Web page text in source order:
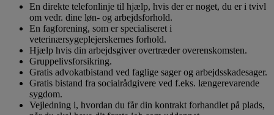
En direkte telefonlinje til hjælp, hvis der er noget, du er i tvivl
om vedr. dine løn- og arbejdsforhold.
En fagforening, som er specialiseret i
veterinærsygeplejerskernes forhold.
Hjælp hvis din arbejdsgiver overtræder overenskomsten.
Gruppelivsforsikring.
Gratis advokatbistand ved faglige sager og arbejdsskadesager.
Gratis bistand fra socialrådgivere ved f.eks. længerevarende
sygdom.
Vejledning i, hvordan du får din kontrakt forhandlet på plads,